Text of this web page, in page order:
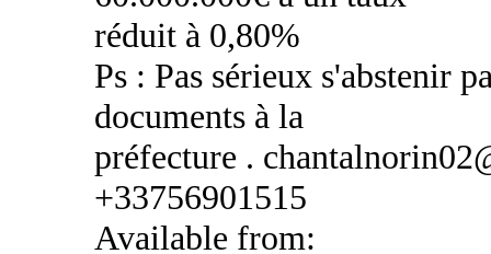
réduit à 0,80%
Ps : Pas sérieux s'abstenir
documents à la
préfecture .
+33756901515
Available from: